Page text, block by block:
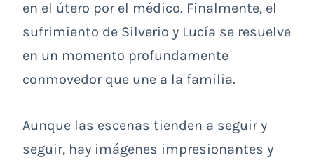
en el útero por el médico. Finalmente, el
sufrimiento de Silverio y Lucía se resuelve
en un momento profundamente
conmovedor que une a la familia.
Aunque las escenas tienden a seguir y
seguir, hay imágenes impresionantes y